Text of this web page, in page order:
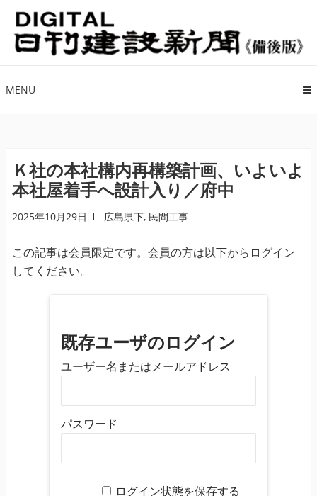
ナ
ビ
ゲ
シ
ス
キ
ッ
プ
コ
ン
テ
ツ
ッ
プ
MENU
Ｋ社の本社構内再構築計画、いよいよ
本社屋着手へ設計入り／府中
2025年10月29日 広島県下, 民間工事
この記事は会員限定です。会員の方は以下からログイン
してください。
既存ユーザのログイン
ユーザー名またはメールアドレス
パスワード
ログイン状態を保存する